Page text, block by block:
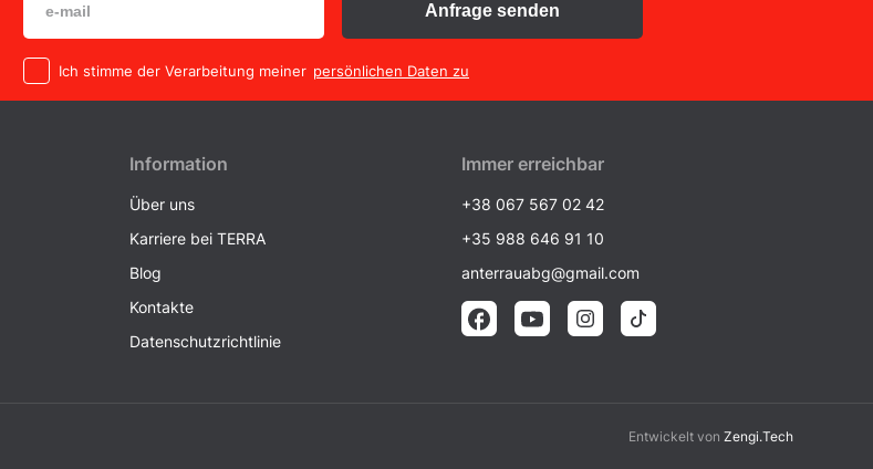
Ich stimme der Verarbeitung meiner persönlichen Daten zu
Anfrage senden
Information
Über uns
Karriere bei TERRA
Blog
Kontakte
Datenschutzrichtlinie
Immer erreichbar
+38 067 567 02 42
+35 988 646 91 10
anterrauabg@gmail.com
Entwickelt von Zengi.Tech